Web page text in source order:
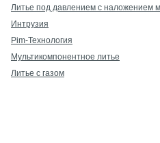
Литье под давлением с наложением
Интрузия
Pim-Технология
Мультикомпонентное литье
Литье с газом